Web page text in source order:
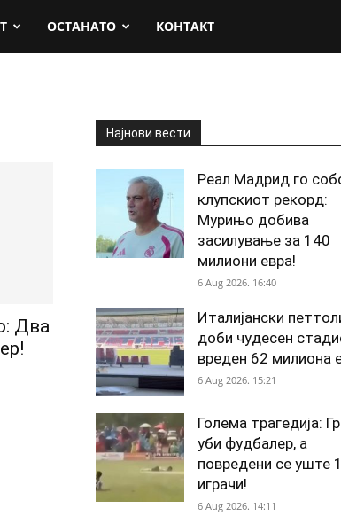
ОСТАНАТО КОНТАКТ
Два
Најнови вести
Реал Мадрид го
клупскиот рекорд:
Мурињо добива
засилување за 140
милиони евра!
6 Aug 2026. 16:40
Италијански
доби чудесен
вреден 62 милиона
6 Aug 2026. 15:21
Голема трагедија:
уби фудбалер, а
повредени се уште
играчи!
6 Aug 2026. 14:11